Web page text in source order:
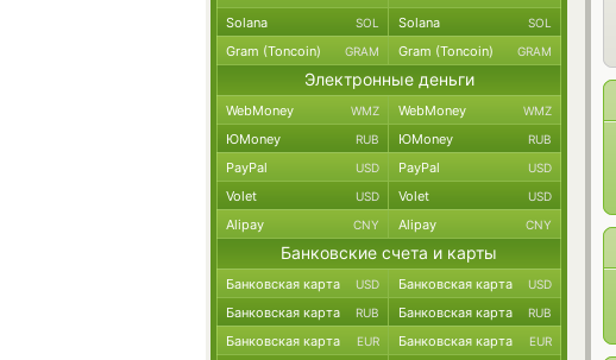
Solana SOL Solana SOL
Gram (Toncoin) GRAM Gram (Toncoin) GRAM
Электронные деньги
WebMoney WMZ WebMoney WMZ
ЮMoney RUB ЮMoney RUB
PayPal USD PayPal USD
Volet USD Volet USD
Alipay CNY Alipay CNY
Банковские счета и карты
Банковская карта USD Банковская карта USD
Банковская карта RUB Банковская карта RUB
Банковская карта EUR Банковская карта EUR